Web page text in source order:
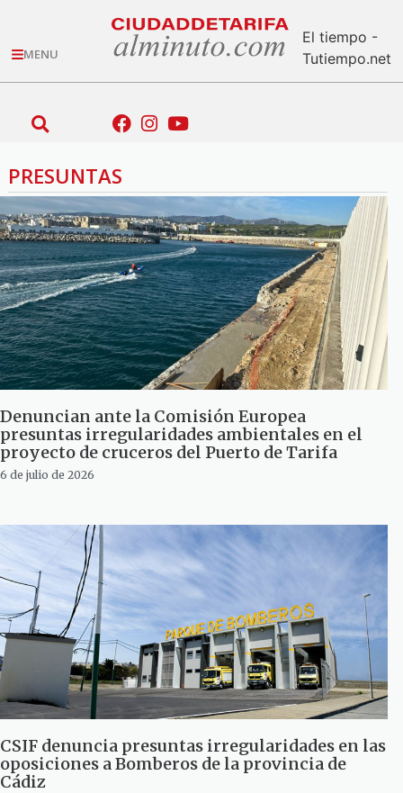
MENU
El tiempo -
Tutiempo.net
PRESUNTAS
Denuncian ante la Comisión Europea
presuntas irregularidades ambientales en el
proyecto de cruceros del Puerto de Tarifa
6 de julio de 2026
CSIF denuncia presuntas irregularidades en las
oposiciones a Bomberos de la provincia de
Cádiz